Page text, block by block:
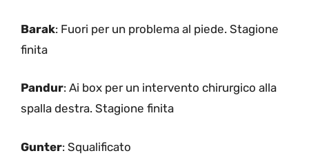
Barak: Fuori per un problema al piede. Stagione
finita
Pandur: Ai box per un intervento chirurgico alla
spalla destra. Stagione finita
Gunter: Squalificato